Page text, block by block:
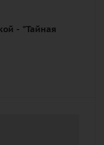
- "Тайная